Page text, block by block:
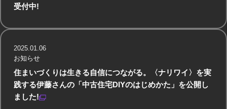
受付中!
住まいづくりは生きる自信につながる。〈ナリワイ〉を実
践する伊藤さんの「中古住宅DIYのはじめかた」を公開し
ました!
2025.01.06
お知らせ